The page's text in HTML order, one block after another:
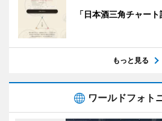
「日本酒三角チャート
もっと見る
ワールドフォト